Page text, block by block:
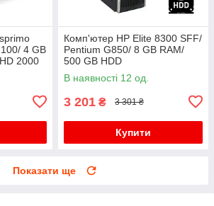
4 GB
2000
Комп'ютер HP Elite 8300 SFF/
Pentium G850/ 8 GB RAM/
500 GB HDD
В наявності 12 од.
3 201 ₴ 3 301 ₴
Купити
Показати ще